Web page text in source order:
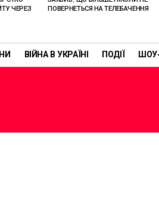
ВІЙНА В УКРАЇНІ ПОДІЇ
ЧЕРЕЗ
ПОВЕРНЕТЬСЯ НА ТЕЛЕБАЧЕННЯ